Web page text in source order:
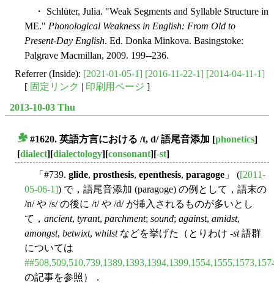
・ Schlüter, Julia. "Weak Segments and Syllable Structure in
ME." Phonological Weakness in English: From Old to
Present-Day English. Ed. Donka Minkova. Basingstoke:
Palgrave Macmillan, 2009. 199--236.
Referrer (Inside): [2021-01-05-1] [2016-11-22-1] [2014-04-11-1]
[ 固定リンク | 印刷用ページ ]
2013-10-03 Thu
#1620. 英語方言における /t, d/ 語尾音添加 [phonetics]
[dialect][dialectology][consonant][-st]
「#739. glide, prosthesis, epenthesis, paragoge 」 ([2011-
05-06-1]) で，語尾音添加 (paragoge) の例として，語末の
/n/ や /s/ の後に /t/ や /d/ が挿入されるものが多いとし
て， ancient, tyrant, parchment; sound; against, amidst,
amongst, betwixt, whilstなどを挙げた（とりわけ -st語群
については
の記事を参照）．